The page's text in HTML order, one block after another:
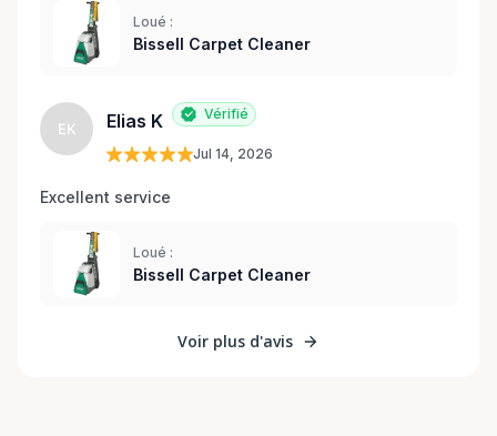
Loué :
Bissell Carpet Cleaner
EK Elias K Vérifié
Jul 14, 2026
Excellent service
Loué :
Bissell Carpet Cleaner
Voir plus d'avis